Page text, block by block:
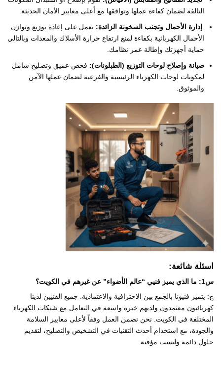
التالفة لضمان كفاءة عملها وتوافقها مع أعلى معايير الأمان الحديثة.
إدارة الأحمال وتجنب السخونة الزائدة: نعمل على إعادة توزيع وتوازن
الأحمال الكهربائية بكفاءة لمنع ارتفاع حرارة الأسلاك والمعدات وبالتالي
حماية أجهزتك وإطالة عمر نظامك.
​صيانة وإصلاح لوحات التوزيع (الطبلونات): فحص عميق وتصليح شامل
لمكونات لوحات الكهرباء الرئيسية والفرعية لضمان عملها الآمن
والموثوق.
اسئلة شائعة:
س1: ما الذي يميز فنيي “عالم الأضواء” عن غيرهم في الكويت؟
ج: يتميز فنيونا بالجمع بين الاحترافية والاعتمادية. جميع الفنيين لدينا
كهربائيون معتمدون ولديهم خبرة واسعة في التعامل مع شبكات الكهرباء
المختلفة في الكويت. نحن نضمن العمل وفقاً لأعلى معايير السلامة
والجودة، مع استخدام أحدث التقنيات في التشخيص والتصليح، لتقديم
حلول دائمة وليست مؤقتة.